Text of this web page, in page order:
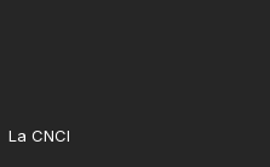
La CNCI